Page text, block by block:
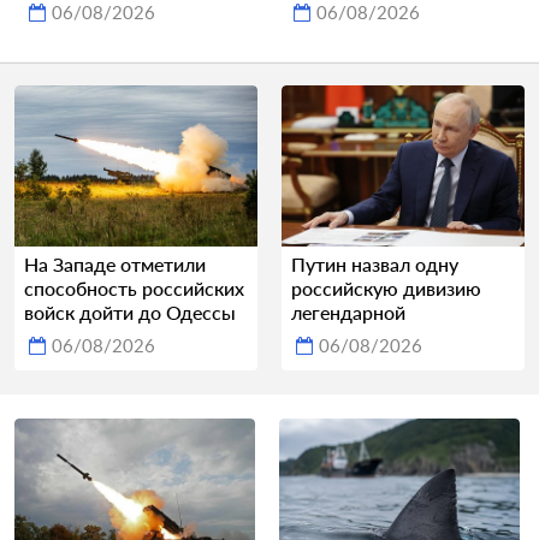
06/08/2026 06/08/2026
На Западе отметили
способность российских
войск дойти до Одессы
06/08/2026
Путин назвал одну
российскую дивизию
легендарной
06/08/2026